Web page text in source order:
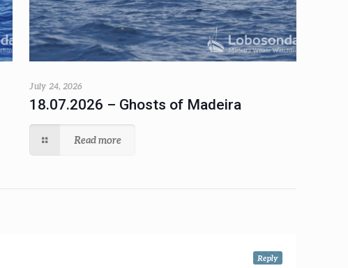
July 24, 2026
18.07.2026 – Ghosts of Madeira
Read more
Reply